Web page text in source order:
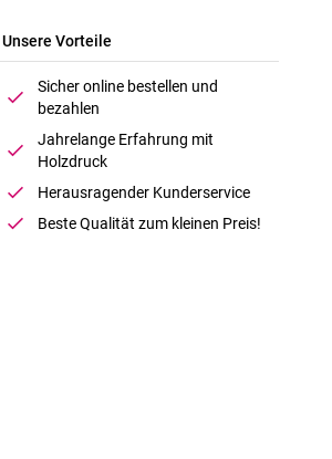
Unsere Vorteile
Sicher online bestellen und
bezahlen
Jahrelange Erfahrung mit
Holzdruck
Herausragender Kunderservice
Beste Qualität zum kleinen Preis!